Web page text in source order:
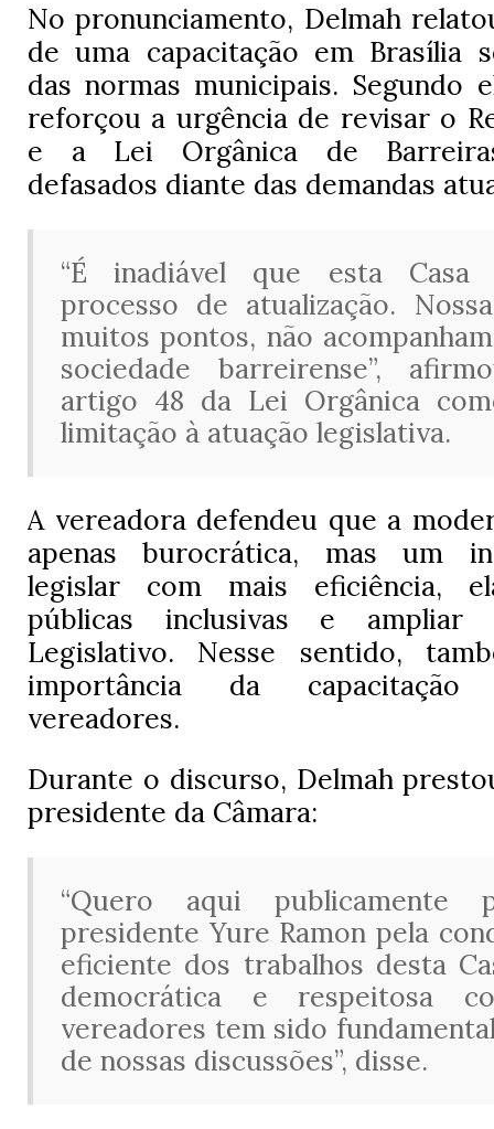
No pronunciamento, Delmah
de uma capacitação em Brasília
das normas municipais. Segundo
reforçou a urgência de revisar o
e a Lei Orgânica de
defasados diante das demandas
“É inadiável que esta Casa
processo de atualização.
muitos pontos, não
sociedade barreirense”,
artigo 48 da Lei Orgânica
limitação à atuação legislativa.
A vereadora defendeu que a
apenas burocrática, mas um
legislar com mais eficiência,
públicas inclusivas e
Legislativo. Nesse sentido,
importância da
vereadores.
Durante o discurso, Delmah
presidente da Câmara:
“Quero aqui publicamente
presidente Yure Ramon pela
eficiente dos trabalhos desta
democrática e respeitosa
vereadores tem sido
de nossas discussões”, disse.